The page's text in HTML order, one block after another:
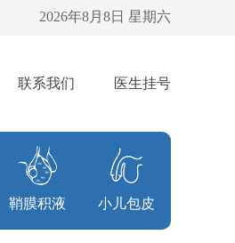
2026年8月8日 星期六
联系我们 医生挂号
鞘膜积液 小儿包皮